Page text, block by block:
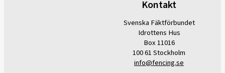
Kontakt
Svenska Fäktförbundet
Idrottens Hus
Box 11016
100 61 Stockholm
info@fencing.se